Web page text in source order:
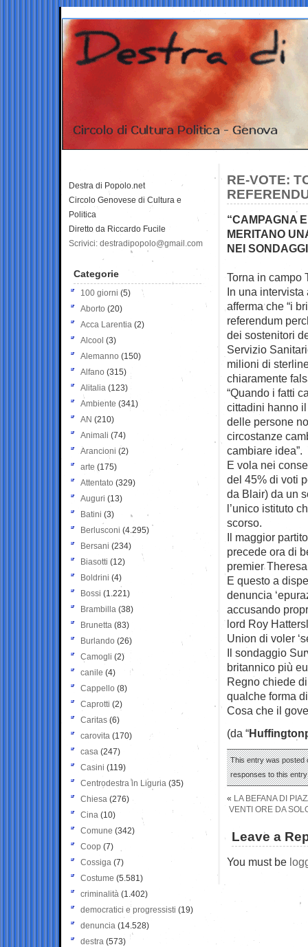
RE-VOTE:
“CAMPAGNA
MERITANO
NEI SONDAGGI
Torna in campo
In una intervista
afferma che “i
referendum
dei sostenitori
Servizio
milioni di
chiaramente
“Quando i fatti
cittadini hanno
delle persone
circostanze
cambiare idea”.
E vola nei
del 45% di voti
da Blair) da un
l’unico istituto
scorso.
Il maggior
precede ora di
premier
E questo a
denuncia
accusando
lord Roy
Union di voler
Il sondaggio
britannico più
Regno chiede
qualche forma
Cosa che il
(da “
This entry was posted
responses to this
« LA BEFANA DI
VENTI ORE DA
Leave a
You must be
Destra di Popolo.net
Circolo Genovese di Cultura e
Politica
Diretto da Riccardo Fucile
Scrivici: destradipopolo@gmail.com
Categorie
100 giorni (5)
Aborto (20)
Acca Larentia (2)
Alcool (3)
Alemanno (150)
Alfano (315)
Alitalia (123)
Ambiente (341)
AN (210)
Animali (74)
Arancioni (2)
arte (175)
Attentato (329)
Auguri (13)
Batini (3)
Berlusconi (4.295)
Bersani (234)
Biasotti (12)
Boldrini (4)
Bossi (1.221)
Brambilla (38)
Brunetta (83)
Burlando (26)
Camogli (2)
canile (4)
Cappello (8)
Caprotti (2)
Caritas (6)
carovita (170)
casa (247)
Casini (119)
Centrodestra in Liguria (35)
Chiesa (276)
Cina (10)
Comune (342)
Coop (7)
Cossiga (7)
Costume (5.581)
criminalità (1.402)
democratici e progressisti (19)
denuncia (14.528)
destra (573)